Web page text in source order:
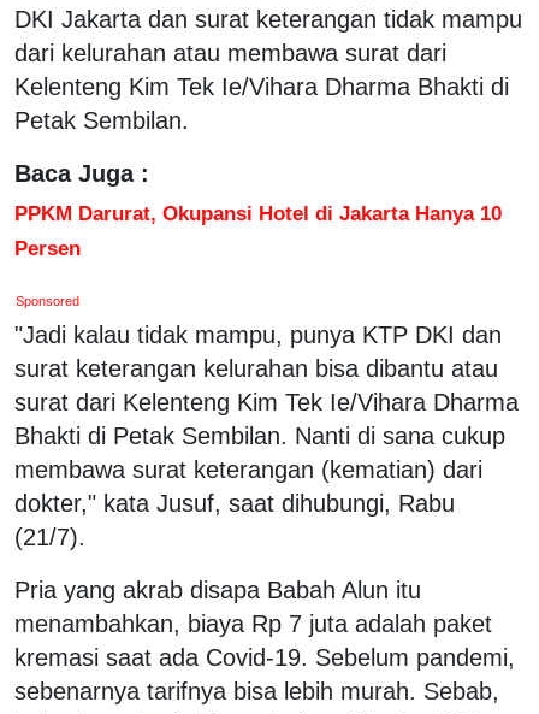
DKI Jakarta dan surat keterangan tidak mampu
dari kelurahan atau membawa surat dari
Kelenteng Kim Tek Ie/Vihara Dharma Bhakti di
Petak Sembilan.
Baca Juga :
PPKM Darurat, Okupansi Hotel di Jakarta Hanya 10
Persen
Sponsored
"Jadi kalau tidak mampu, punya KTP DKI dan
surat keterangan kelurahan bisa dibantu atau
surat dari Kelenteng Kim Tek Ie/Vihara Dharma
Bhakti di Petak Sembilan. Nanti di sana cukup
membawa surat keterangan (kematian) dari
dokter," kata Jusuf, saat dihubungi, Rabu
(21/7).
Pria yang akrab disapa Babah Alun itu
menambahkan, biaya Rp 7 juta adalah paket
kremasi saat ada Covid-19. Sebelum pandemi,
sebenarnya tarifnya bisa lebih murah. Sebab,